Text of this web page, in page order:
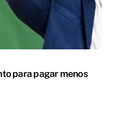
para pagar menos